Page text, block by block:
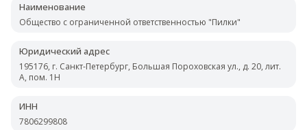
Наименование
Общество с ограниченной ответственностью "Пилки"
Юридический адрес
195176, г. Санкт-Петербург, Большая Пороховская ул., д. 20, лит.
А, пом. 1Н
ИНН
7806299808